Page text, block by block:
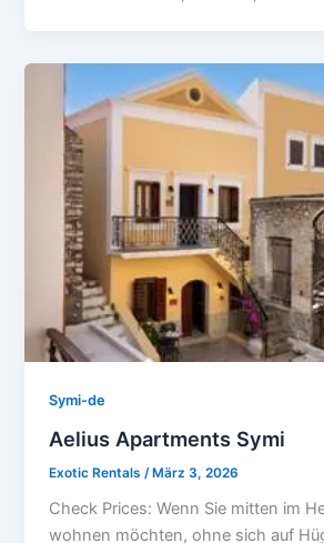
Symi-de
Aelius Apartments Symi
Exotic Rentals /März 3, 2026
Check Prices: Wenn Sie mitten im
wohnen möchten, ohne sich auf